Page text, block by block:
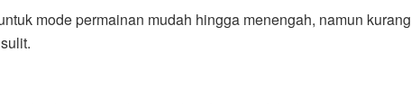
mode permainan mudah hingga menengah, namun kurang